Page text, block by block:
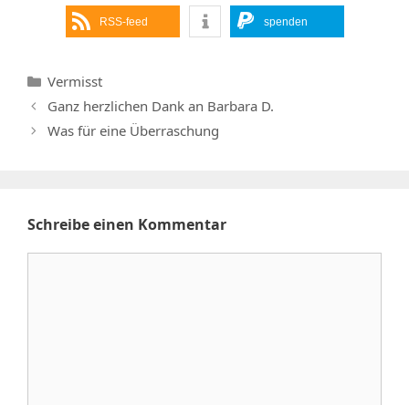
RSS-feed spenden
Kategorien
Vermisst
Ganz herzlichen Dank an Barbara D.
Was für eine Überraschung
Schreibe einen Kommentar